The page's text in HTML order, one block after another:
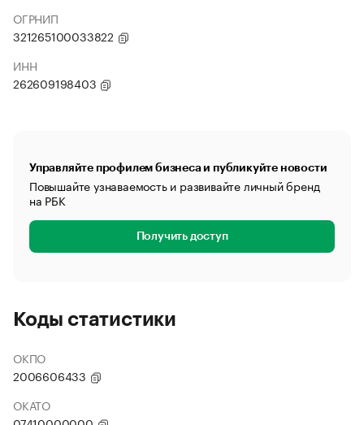
ОГРНИП
321265100033822
ИНН
262609198403
Управляйте профилем бизнеса и публикуйте новости
Повышайте узнаваемость и развивайте личный бренд
на РБК
Получить доступ
Коды статистики
ОКПО
2006606433
ОКАТО